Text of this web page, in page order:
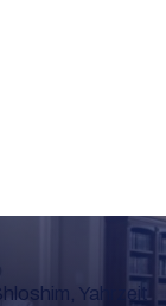
Yahrzeit